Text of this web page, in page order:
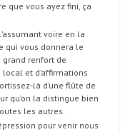
que vous ayez fini, ça
voire en la
qui vous donnera le
renfort de
et d’affirmations
là d’une flûte de
qu’on la distingue bien
les autres.
pour venir nous